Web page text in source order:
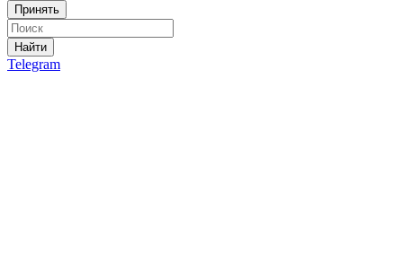
Принять
Найти
Telegram